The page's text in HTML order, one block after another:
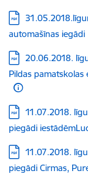
Lejupielādēt:
automašīnas iegādi
Lejupielādēt:
20.06.2018.
Pildas
Lejupielādēt:
11.07.2018.
piegādi
Lejupielādēt:
11.07.2018.
piegādi Cirmas,